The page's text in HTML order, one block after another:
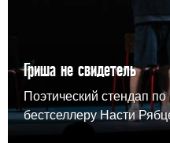
Гриша не свидетель
Поэтический стендап по
бестселлеру Насти